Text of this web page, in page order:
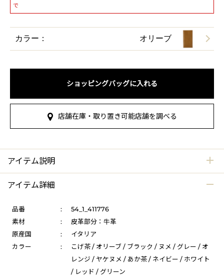
で
カラー： オリーブ
ショッピングバッグに入れる
店舗在庫・取り置き可能店舗を調べる
アイテム説明
アイテム詳細
品番 :
54_1_411776
素材
:
皮革部分：牛革
原産国
:
イタリア
カラー
:
こげ茶 / オリーブ / ブラック / ヌメ / グレー / オ
レンジ / ヤケヌメ / あか茶 / ネイビー / ホワイト
/ レッド / グリーン